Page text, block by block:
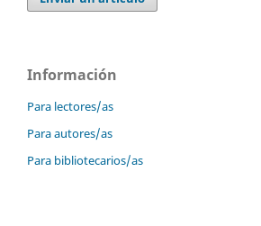
Información
Para lectores/as
Para autores/as
Para bibliotecarios/as